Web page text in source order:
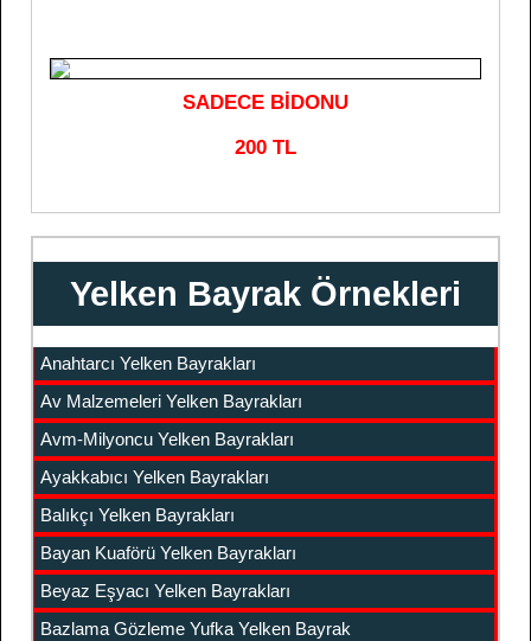
SADECE BİDONU
200 TL
Yelken Bayrak Örnekleri
Anahtarcı Yelken Bayrakları
Av Malzemeleri Yelken Bayrakları
Avm-Milyoncu Yelken Bayrakları
Ayakkabıcı Yelken Bayrakları
Balıkçı Yelken Bayrakları
Bayan Kuaförü Yelken Bayrakları
Beyaz Eşyacı Yelken Bayrakları
Bazlama Gözleme Yufka Yelken Bayrak